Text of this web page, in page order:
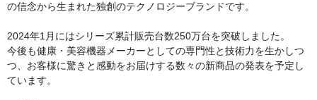
の信念から生まれた独創のテクノロジーブランドです。
2024年1月にはシリーズ累計販売台数250万台を突破しました。
今後も健康・美容機器メーカーとしての専⾨性と技術⼒を⽣かしつ
つ、お客様に驚きと感動をお届けする数々の新商品の発表を予定し
ています。